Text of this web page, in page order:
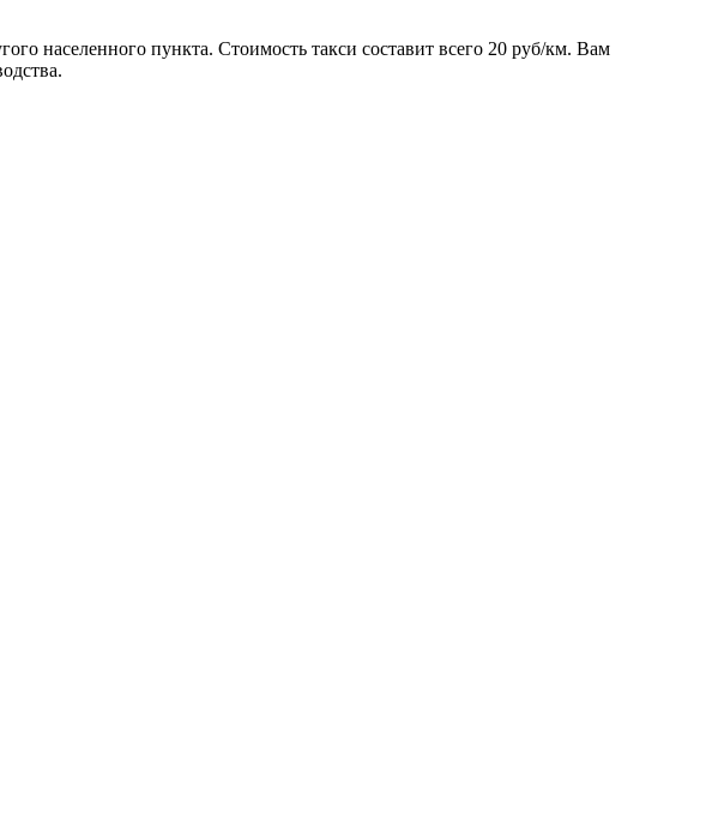
населенного пункта. Стоимость такси составит всего 20 руб/км. Вам